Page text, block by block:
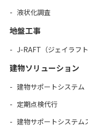
液状化調査
地盤工事
J-RAFT（ジェイラフト
建物ソリューション
建物サポートシステム
定期点検代行
建物サポートシステム